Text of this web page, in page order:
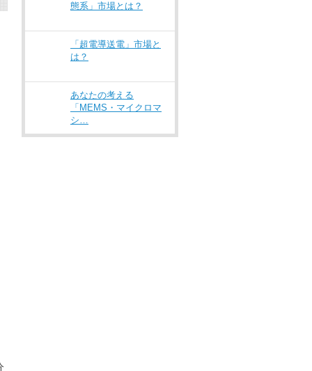
態系」市場とは？
「超電導送電」市場と
は？
あなたの考える
「MEMS・マイクロマ
シ…